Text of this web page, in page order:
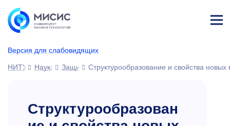
Версия для слабовидящих
ине
НИТУ МИСИС
Наука Защиты диссертаций
Структурообразование и свойства
Структурообразован